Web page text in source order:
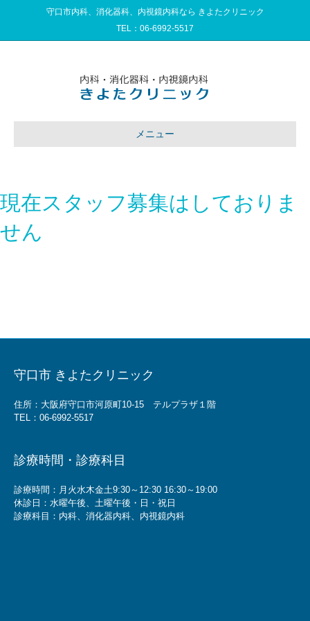
守口市内科、消化器科、内視鏡内科なら きよたクリニック
TEL： 06-6992-5517
メニュー
現在スタッフ募集はしておりま
せん
守口市 きよたクリニック
住所：大阪府守口市河原町10-15 テルプラザ１階
TEL： 06-6992-5517
診療時間・診療科目
診療時間：月火水木金土9:30～12:30 16:30～19:00
休診日：水曜午後、土曜午後・日・祝日
診療科目：内科、消化器内科、内視鏡内科